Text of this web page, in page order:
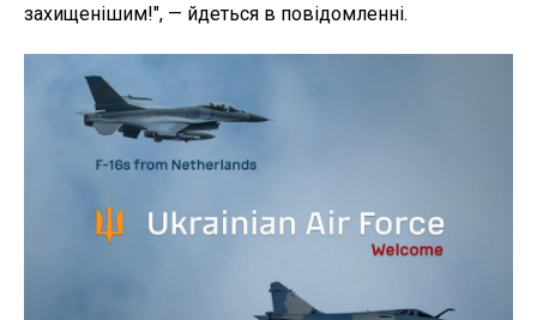
захищенішим!", — йдеться в повідомленні.